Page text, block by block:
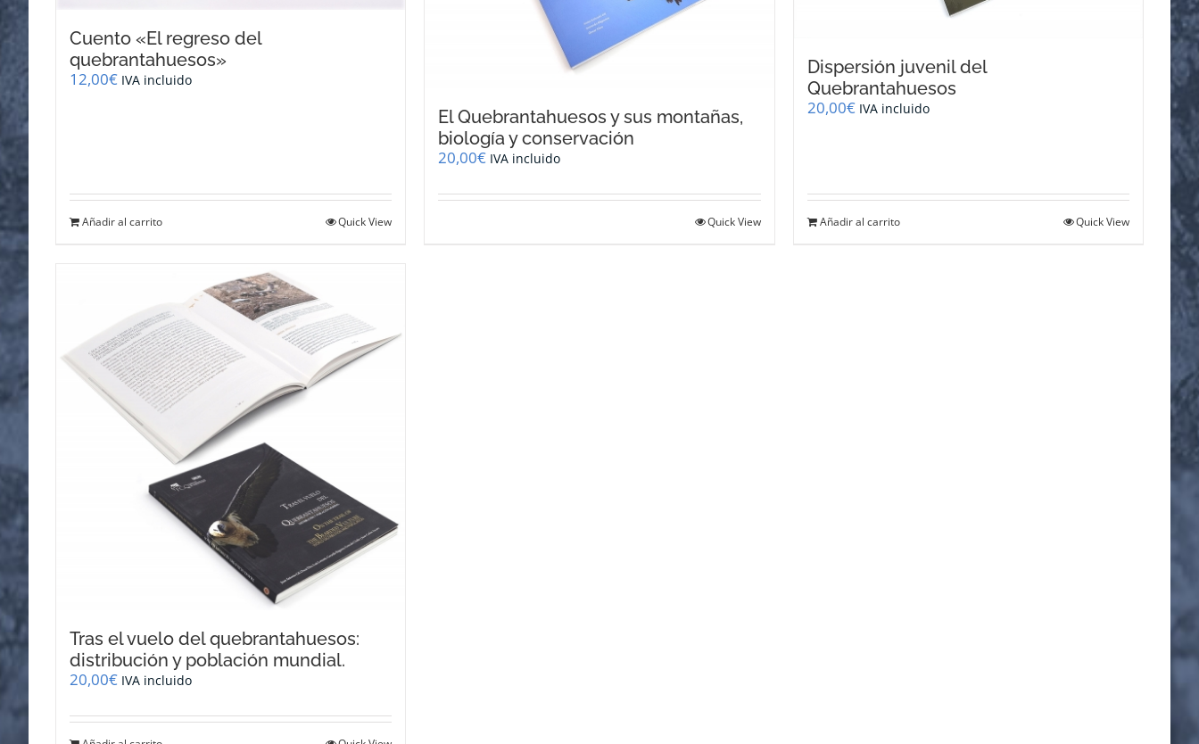
Cuento «El regreso del
quebrantahuesos»
12,00€ IVA incluido
Añadir al carrito Quick View
El Quebrantahuesos y sus montañas,
biología y conservación
20,00€ IVA incluido
Quick View
Dispersión juvenil del
Quebrantahuesos
20,00€ IVA incluido
Añadir al carrito Quick View
Tras el vuelo del quebrantahuesos:
distribución y población mundial.
20,00€ IVA incluido